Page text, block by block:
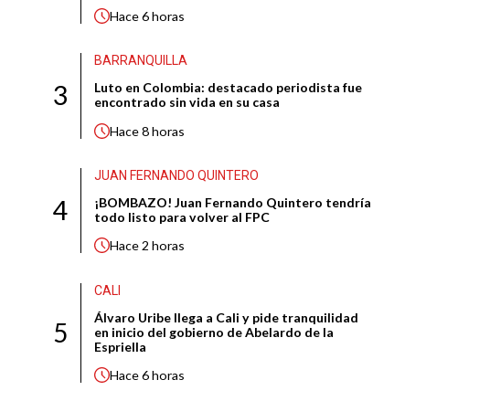
Hace6 horas
3
BARRANQUILLA
Luto en Colombia: destacado periodista fue
encontrado sin vida en su casa
Hace8 horas
4
JUAN FERNANDO QUINTERO
¡BOMBAZO! Juan Fernando Quintero tendría
todo listo para volver al FPC
Hace2 horas
5
CALI
Álvaro Uribe llega a Cali y pide tranquilidad
en inicio del gobierno de Abelardo de la
Espriella
Hace6 horas